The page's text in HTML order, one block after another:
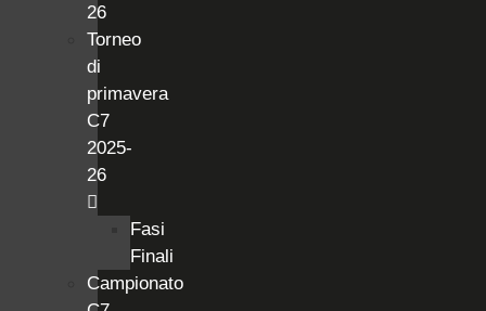
26
Torneo
di
primavera
C7
2025-
26
Fasi
Finali
Campionato